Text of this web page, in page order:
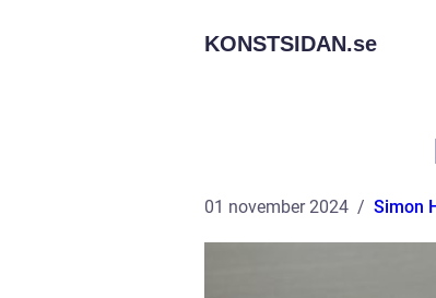
KONSTSIDAN.se
01 november 2024 Simon